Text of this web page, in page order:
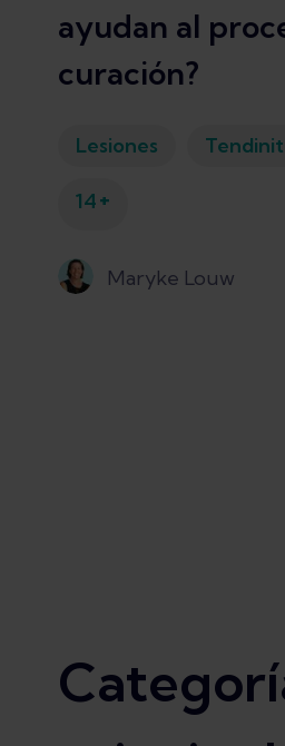
ayudan al
curación?
Lesiones
14+
Maryke Louw